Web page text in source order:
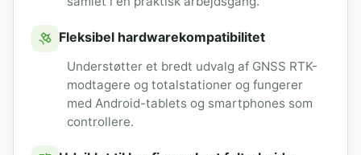
Fleksibel hardwarekompatibilitet
Understøtter et bredt udvalg af GNSS RTK-
modtagere og totalstationer og fungerer
med Android-tablets og smartphones som
controllere.